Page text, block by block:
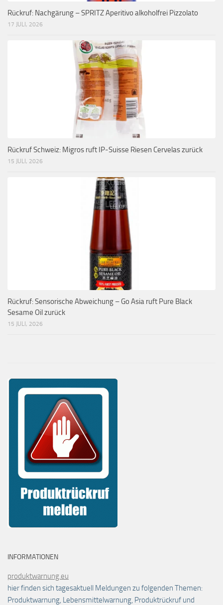
Rückruf: Nachgärung – SPRITZ Aperitivo alkoholfrei Pizzolato
17 JULI, 2026
Rückruf Schweiz: Migros ruft IP-Suisse Riesen Cervelas zurück
15 JULI, 2026
Rückruf: Sensorische Abweichung – Go Asia ruft Pure Black
Sesame Oil zurück
15 JULI, 2026
INFORMATIONEN
produktwarnung.eu
hier finden sich tagesaktuell Meldungen zu folgenden Themen:
Produktwarnung, Lebensmittelwarnung, Produktrückruf und